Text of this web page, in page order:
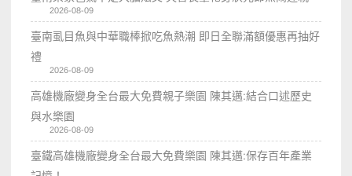
2026-08-09
臺南虱目魚與中華職棒掀吃魚熱潮 即日全聯滿額優惠再抽好
禮
2026-08-09
高雄機廠變身全台最大免費親子樂園 陳其邁:結合口述歷史
與水樂園
2026-08-09
臺鐵高雄機廠變身全台最大免費樂園 陳其邁:保存百年產業